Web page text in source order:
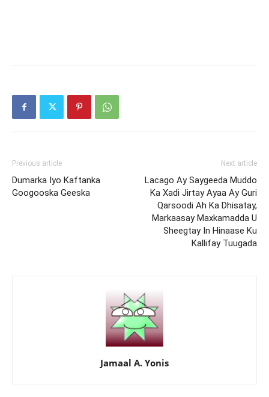
Previous article
Dumarka Iyo Kaftanka
Googooska Geeska
Next article
Lacago Ay Saygeeda Muddo
Ka Xadi Jirtay Ayaa Ay Guri
Qarsoodi Ah Ka Dhisatay,
Markaasay Maxkamadda U
Sheegtay In Hinaase Ku
Kallifay Tuugada
Jamaal A. Yonis